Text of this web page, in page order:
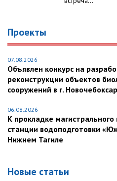
Проекты
07.08.2026
Объявлен конкурс на
реконструкции объектов
сооружений в г.
06.08.2026
К прокладке
станции водоподготовки
Нижнем Тагиле
Новые статьи